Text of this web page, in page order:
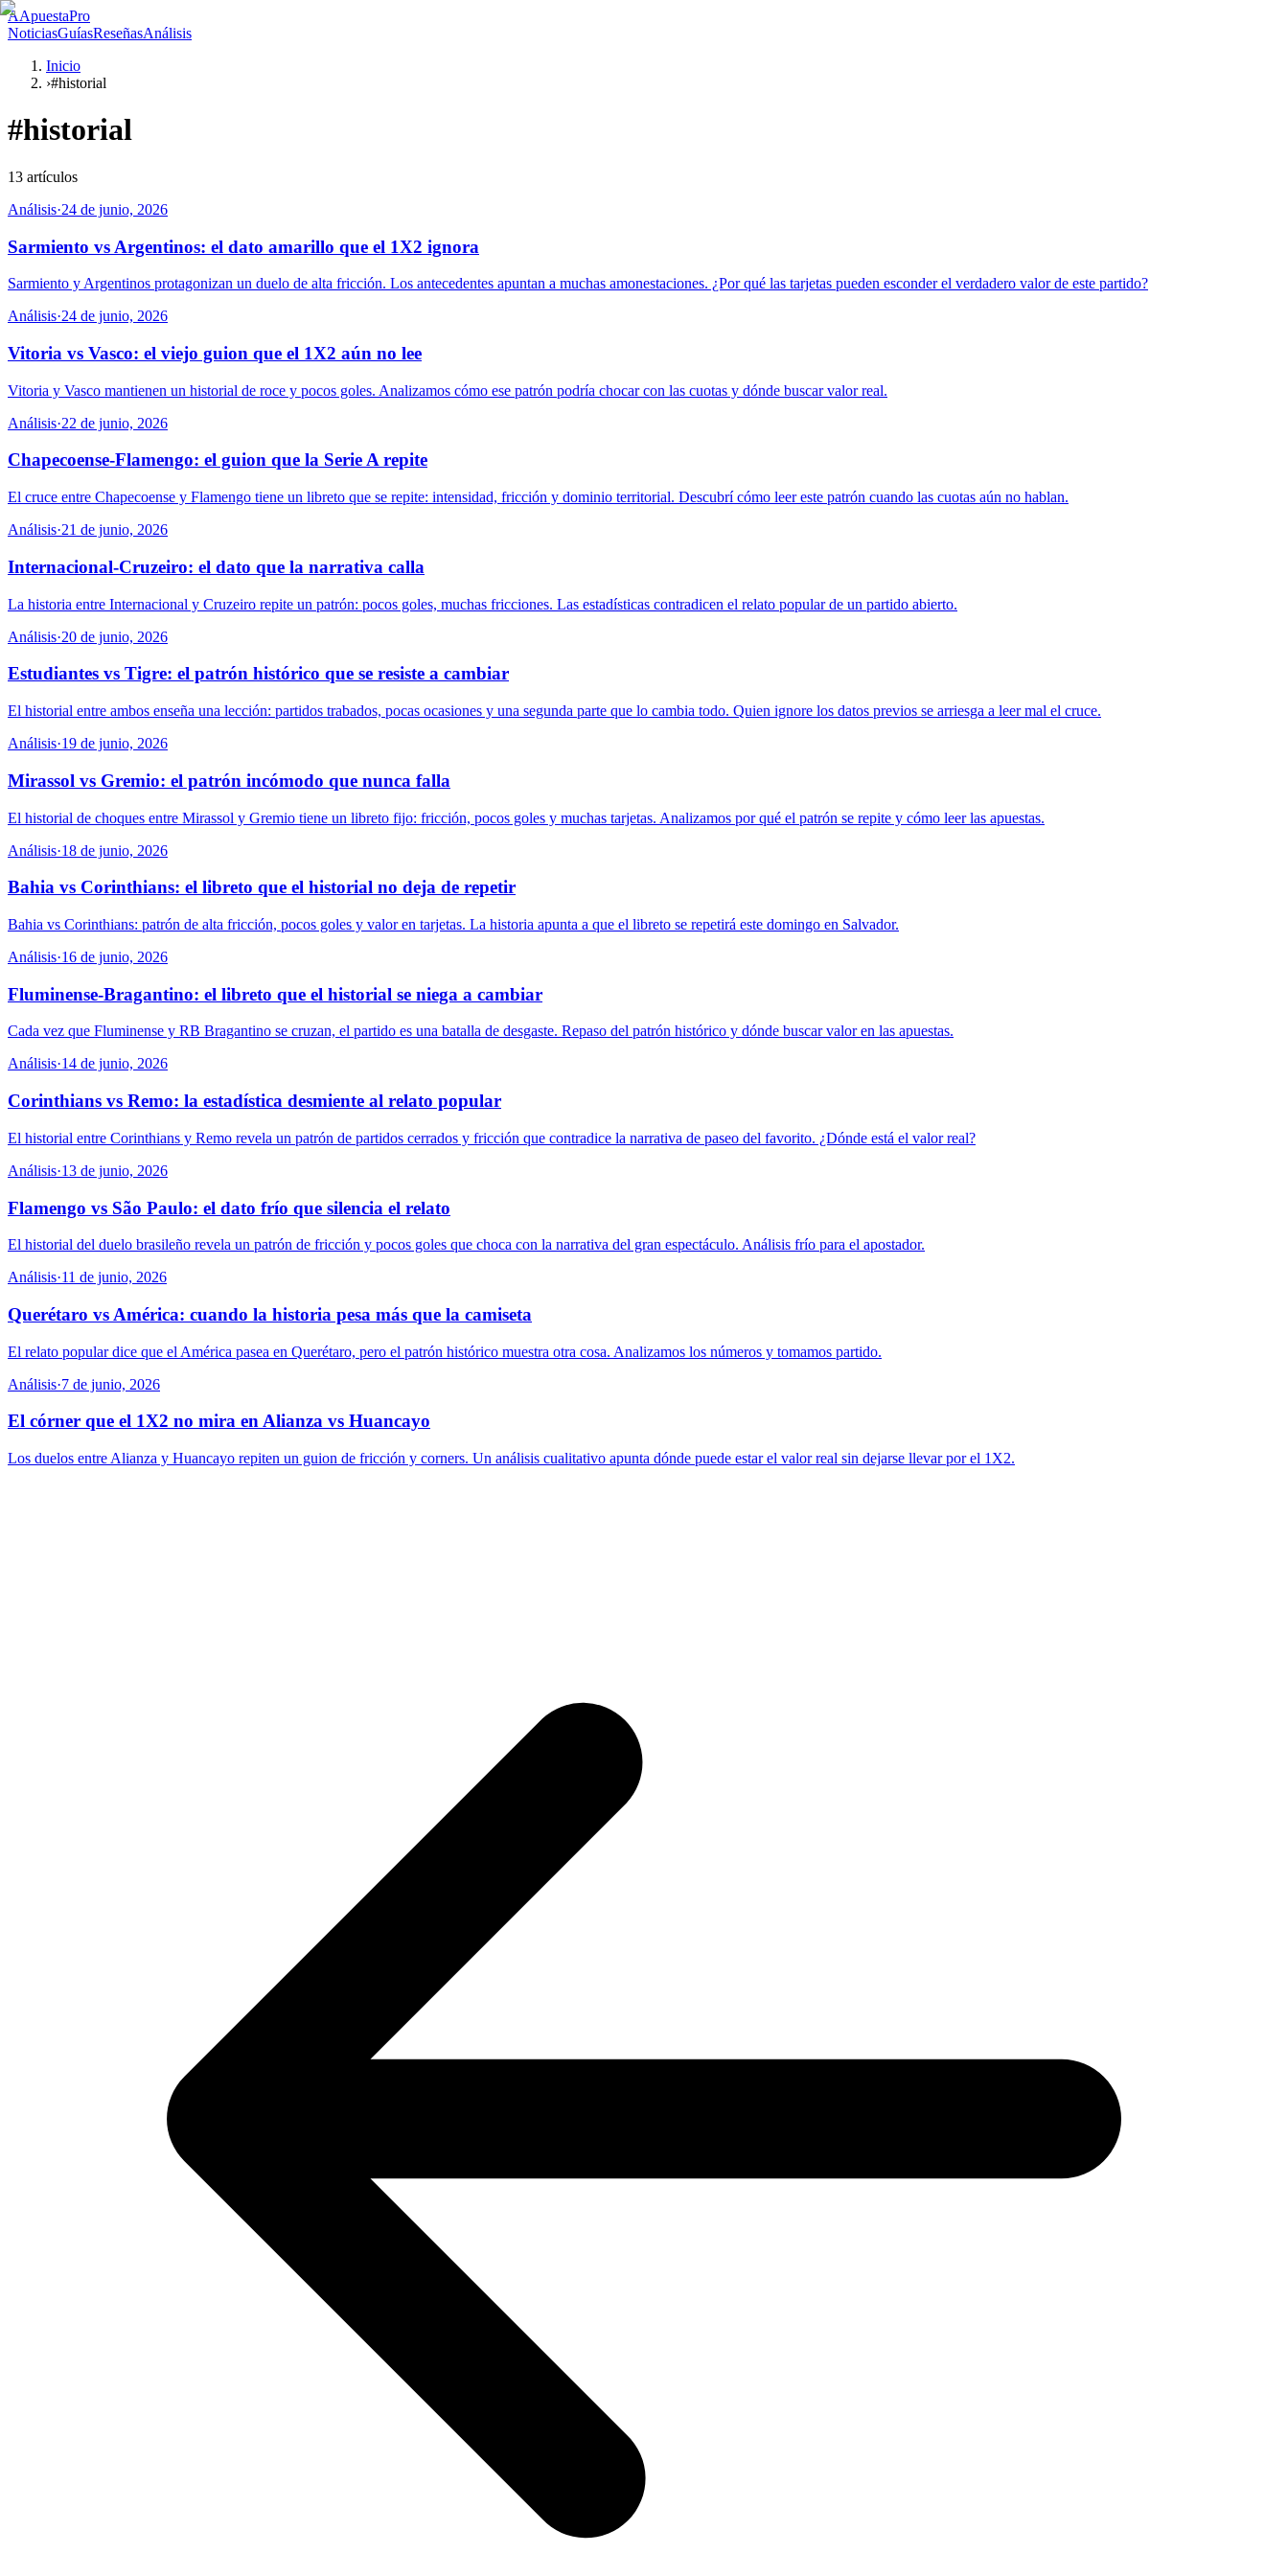
AApuestaPro
NoticiasGuíasReseñasAnálisis
Inicio
›#historial
#historial
13 artículos
Análisis·24 de junio, 2026
Sarmiento vs Argentinos: el dato amarillo que el 1X2 ignora
Sarmiento y Argentinos protagonizan un duelo de alta fricción. Los antecedentes apuntan a muchas amonestaciones. ¿Por qué las tarjetas pueden esconder el verdadero valor de este partido?
Análisis·24 de junio, 2026
Vitoria vs Vasco: el viejo guion que el 1X2 aún no lee
Vitoria y Vasco mantienen un historial de roce y pocos goles. Analizamos cómo ese patrón podría chocar con las cuotas y dónde buscar valor real.
Análisis·22 de junio, 2026
Chapecoense-Flamengo: el guion que la Serie A repite
El cruce entre Chapecoense y Flamengo tiene un libreto que se repite: intensidad, fricción y dominio territorial. Descubrí cómo leer este patrón cuando las cuotas aún no hablan.
Análisis·21 de junio, 2026
Internacional-Cruzeiro: el dato que la narrativa calla
La historia entre Internacional y Cruzeiro repite un patrón: pocos goles, muchas fricciones. Las estadísticas contradicen el relato popular de un partido abierto.
Análisis·20 de junio, 2026
Estudiantes vs Tigre: el patrón histórico que se resiste a cambiar
El historial entre ambos enseña una lección: partidos trabados, pocas ocasiones y una segunda parte que lo cambia todo. Quien ignore los datos previos se arriesga a leer mal el cruce.
Análisis·19 de junio, 2026
Mirassol vs Gremio: el patrón incómodo que nunca falla
El historial de choques entre Mirassol y Gremio tiene un libreto fijo: fricción, pocos goles y muchas tarjetas. Analizamos por qué el patrón se repite y cómo leer las apuestas.
Análisis·18 de junio, 2026
Bahia vs Corinthians: el libreto que el historial no deja de repetir
Bahia vs Corinthians: patrón de alta fricción, pocos goles y valor en tarjetas. La historia apunta a que el libreto se repetirá este domingo en Salvador.
Análisis·16 de junio, 2026
Fluminense-Bragantino: el libreto que el historial se niega a cambiar
Cada vez que Fluminense y RB Bragantino se cruzan, el partido es una batalla de desgaste. Repaso del patrón histórico y dónde buscar valor en las apuestas.
Análisis·14 de junio, 2026
Corinthians vs Remo: la estadística desmiente al relato popular
El historial entre Corinthians y Remo revela un patrón de partidos cerrados y fricción que contradice la narrativa de paseo del favorito. ¿Dónde está el valor real?
Análisis·13 de junio, 2026
Flamengo vs São Paulo: el dato frío que silencia el relato
El historial del duelo brasileño revela un patrón de fricción y pocos goles que choca con la narrativa del gran espectáculo. Análisis frío para el apostador.
Análisis·11 de junio, 2026
Querétaro vs América: cuando la historia pesa más que la camiseta
El relato popular dice que el América pasea en Querétaro, pero el patrón histórico muestra otra cosa. Analizamos los números y tomamos partido.
Análisis·7 de junio, 2026
El córner que el 1X2 no mira en Alianza vs Huancayo
Los duelos entre Alianza y Huancayo repiten un guion de fricción y corners. Un análisis cualitativo apunta dónde puede estar el valor real sin dejarse llevar por el 1X2.